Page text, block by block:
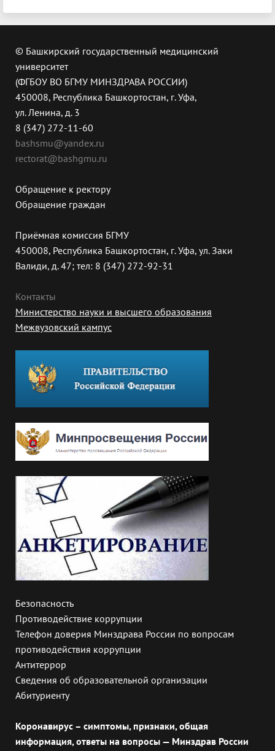
© Башкирский государственный медицинский
университет
(ФГБОУ ВО БГМУ МИНЗДРАВА РОССИИ)
450008, Республика Башкортостан, г. Уфа,
ул. Ленина, д. 3
8 (347) 272-11-60
bashsmu@yandex.ru
rectorat@bashgmu.ru
Обращение к ректору
Обращение граждан
Приёмная комиссия БГМУ
450008, Республика Башкортостан, г. Уфа, ул. Заки
Валиди, д. 47; тел: 8 (347) 272-92-31
Контакты
Министерство науки и высшего образования
Межвузовский кампус
Безопасность
Противодействие коррупции
Телефон доверия Минздрава России по вопросам
противодействия коррупции
Антитеррор
Сведения об образовательной организации
Абитуриенту
Коронавирус – симптомы, признаки, общая
информация, ответы на вопросы — Минздрав России